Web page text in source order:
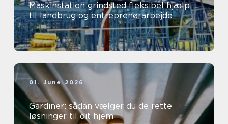
Maskinstation grindsted fleksibel hjælp
til landbrug og entreprenørarbejde
01. June 2026
Gardiner: sådan vælger du de rette
løsninger til dit hjem